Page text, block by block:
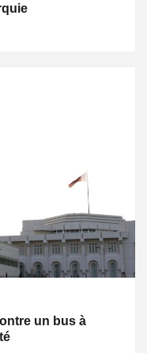
un bus à